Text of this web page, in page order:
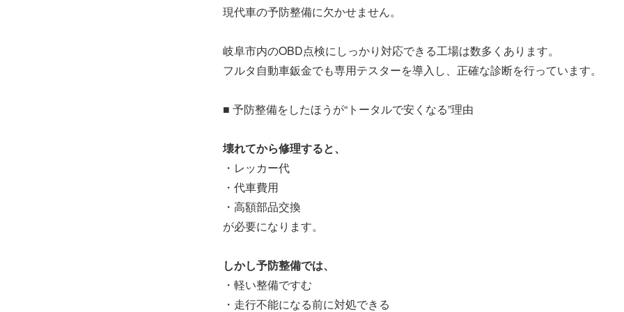
現代車の予防整備に欠かせません。
岐阜市内のOBD点検にしっかり対応できる工場は数多くあります。
フルタ自動車鈑金でも専用テスターを導入し、正確な診断を行っています。
■ 予防整備をしたほうが“トータルで安くなる”理由
壊れてから修理すると、
・レッカー代
・代車費用
・高額部品交換
が必要になります。
しかし予防整備では、
・軽い整備ですむ
・走行不能になる前に対処できる